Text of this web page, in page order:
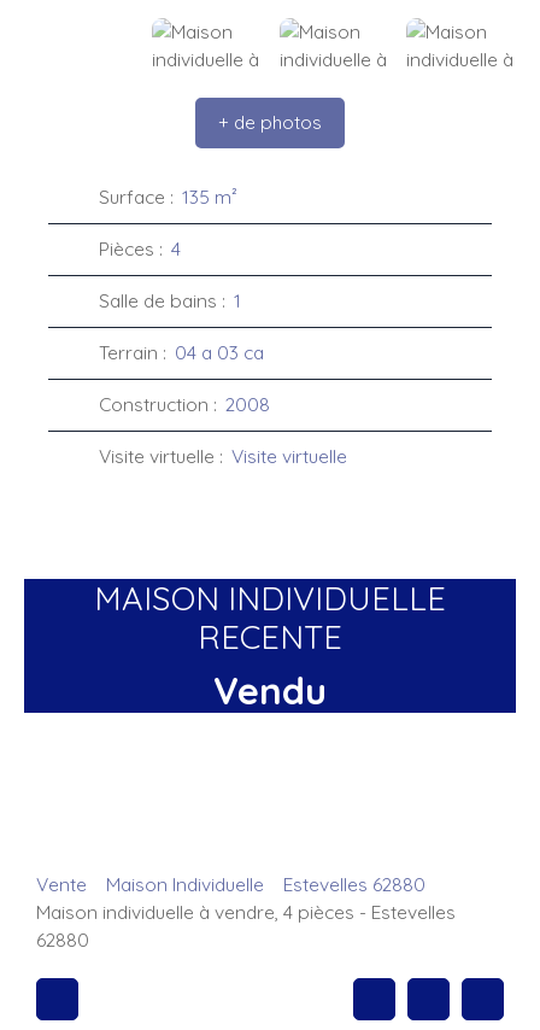
+ de photos
Surface : 135 m²
Pièces : 4
Salle de bains : 1
Terrain : 04 a 03 ca
Construction : 2008
Visite virtuelle : Visite virtuelle
MAISON INDIVIDUELLE
RECENTE
Vendu
Vente Maison Individuelle
Estevelles 62880
Maison individuelle à vendre, 4 pièces - Estevelles
62880